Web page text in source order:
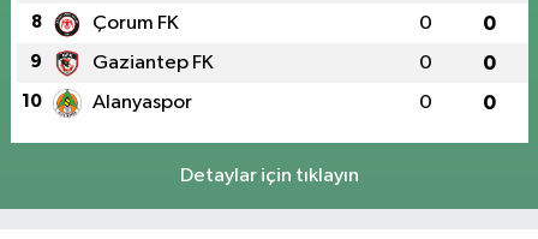
8 Çorum FK 0 0
9 Gaziantep FK 0 0
10 Alanyaspor 0 0
Detaylar için tıklayın